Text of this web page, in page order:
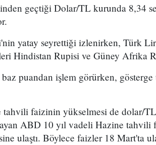
geçtiği Dolar/TL kurunda 8,34
yatay seyrettiği izlenirken, Türk
Hindistan Rupisi ve Güney Afrika
puandan işlem görürken,
faizinin yükselmesi de dolar/TL
ABD 10 yıl vadeli Hazine
ulaştı. Böylece faizler 18 Mart'ta